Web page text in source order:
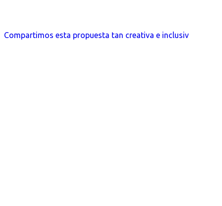
Compartimos esta propuesta tan creativa e inclusiv